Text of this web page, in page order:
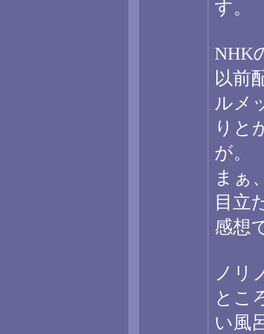
す。
NHK
以前
ルメ
りと
が。
まぁ
目立
感想
ノリ
とこ
い風